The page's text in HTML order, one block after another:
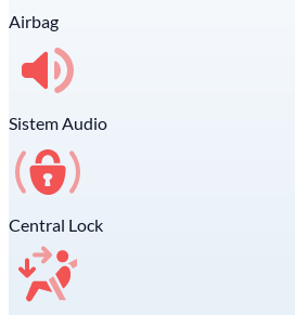
Airbag
Sistem Audio
Central Lock